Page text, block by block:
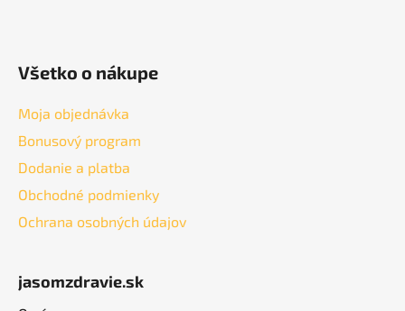
Všetko o nákupe
Moja objednávka
Bonusový program
Dodanie a platba
Obchodné podmienky
Ochrana osobných údajov
jasomzdravie.sk